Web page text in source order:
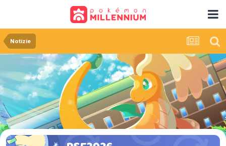
Notizie